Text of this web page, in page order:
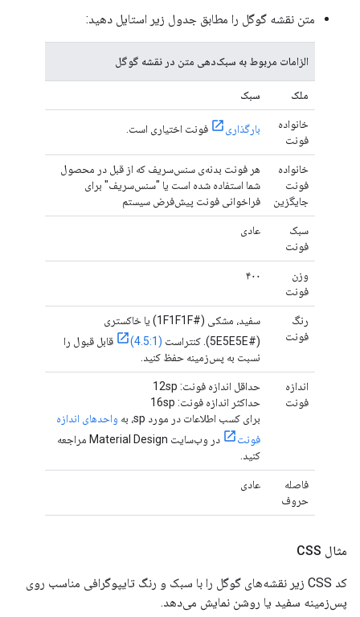
متن نقشه گوگل را مطابق جدول زیر استایل دهید:
الزامات مربوط به سبک‌دهی متن در نقشه گوگل
ملک سبک
خانواده
فونت
بارگذاری فونت اختیاری است.
خانواده
فونت
جایگزین
هر فونت بدنه‌ی سنس‌سریف که از قبل در محصول
شما استفاده شده است یا "سنس‌سریف" برای
فراخوانی فونت پیش‌فرض سیستم
سبک
فونت
عادی
وزن
فونت
۴۰۰
رنگ
فونت
سفید، مشکی (#1F1F1F) یا خاکستری
(#5E5E5E). کنتراست
(4.5:1)
قابل قبول را
نسبت به پس‌زمینه حفظ کنید.
اندازه
فونت
حداقل اندازه فونت: 12sp
حداکثر اندازه فونت: 16sp
برای کسب اطلاعات در مورد sp، به
واحدهای اندازه
فونت
در وب‌سایت Material Design مراجعه
کنید.
فاصله
حروف
عادی
مثال CSS
کد CSS زیر نقشه‌های گوگل را با سبک و رنگ تایپوگرافی مناسب روی
پس‌زمینه سفید یا روشن نمایش می‌دهد.